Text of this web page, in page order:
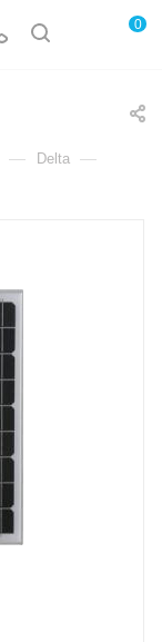
0
— Delta —